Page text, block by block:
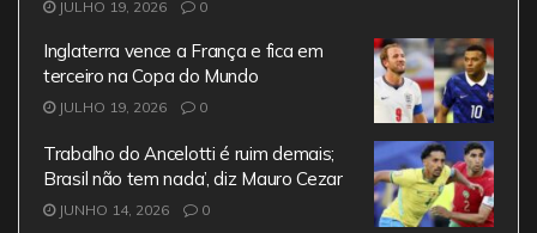
JULHO 19, 2026 0
Inglaterra vence a França e fica em
terceiro na Copa do Mundo
JULHO 19, 2026 0
Trabalho do Ancelotti é ruim demais;
Brasil não tem nada’, diz Mauro Cezar
JUNHO 14, 2026 0